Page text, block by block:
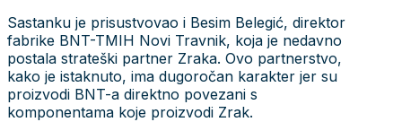
Sastanku je prisustvovao i Besim Belegić, direktor
fabrike BNT-TMIH Novi Travnik, koja je nedavno
postala strateški partner Zraka. Ovo partnerstvo,
kako je istaknuto, ima dugoročan karakter jer su
proizvodi BNT-a direktno povezani s
komponentama koje proizvodi Zrak.